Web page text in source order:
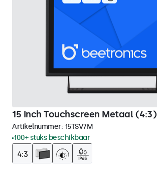
15 Inch Touchscreen Metaal (4:3)
Artikelnummer: 15TSV7M
100+ stuks beschikbaar